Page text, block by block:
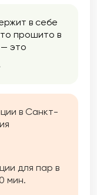
в себе
прошито в
это
схемы.
в Санкт-
для пар в
мин.